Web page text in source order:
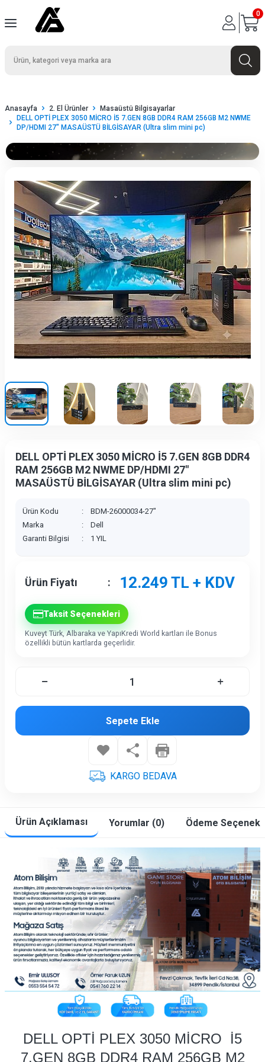
0
Anasayfa 2. El Ürünler
Masaüstü Bilgisayarlar
DELL OPTİ PLEX 3050 MİCRO İ5 7.GEN 8GB DDR4 RAM 256GB M2 NWME
DP/HDMI 27" MASAÜSTÜ BİLGİSAYAR (Ultra slim mini pc)
DELL OPTİ PLEX 3050 MİCRO İ5 7.GEN 8GB DDR4
RAM 256GB M2 NWME DP/HDMI 27"
MASAÜSTÜ BİLGİSAYAR (Ultra slim mini pc)
Ürün Kodu :
BDM-26000034-27"
Marka
:
Dell
Garanti Bilgisi
: 1 YIL
Ürün Fiyatı : 12.249 TL + KDV
Taksit Seçenekleri
Kuveyt Türk, Albaraka ve YapıKredi World kartları ile Bonus
özellikli bütün kartlarda geçerlidir.
Sepete Ekle
KARGO BEDAVA
Ürün Açıklaması Yorumlar (0) Ödeme
DELL OPTİ PLEX 3050 MİCRO İ5
7.GEN 8GB DDR4 RAM 256GB M2